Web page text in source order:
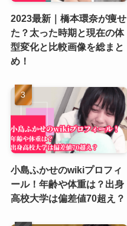
2023最新｜橋本環奈が痩せ
た？太った時期と現在の体
型変化と比較画像を総まと
め！
小島ふかせのwikiプロフィ
ール！年齢や体重は？出身
高校大学は偏差値70超え？